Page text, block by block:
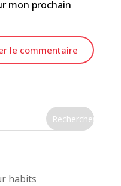
mon prochain
habits